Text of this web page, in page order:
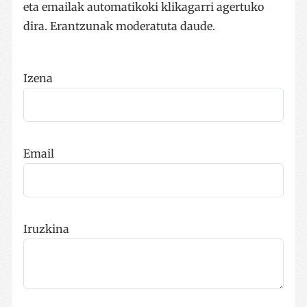
eta emailak automatikoki klikagarri agertuko
dira. Erantzunak moderatuta daude.
Izena
Email
Iruzkina
Behar-beharrezkoa
Errendimendua
Bideratzea
Funtzionaltasuna